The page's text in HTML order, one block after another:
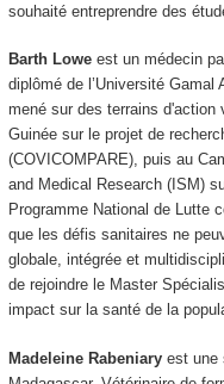
souhaité entreprendre des
Barth Lowe est un médecin
diplômé de l’Université Gamal
mené sur des terrains d'action
Guinée sur le projet de
(COVICOMPARE), puis au
and Medical Research (ISM)
Programme National de Lutte
que les défis sanitaires ne
globale, intégrée et
de rejoindre le Master
impact sur la santé de la
Madeleine Rabeniaryest une